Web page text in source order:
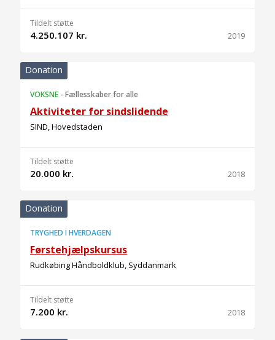
Tildelt støtte
4.250.107 kr. 2019
Donation
VOKSNE - Fællesskaber for alle
Aktiviteter for sindslidende
SIND, Hovedstaden
Tildelt støtte
20.000 kr. 2018
Donation
TRYGHED I HVERDAGEN
Førstehjælpskursus
Rudkøbing Håndboldklub, Syddanmark
Tildelt støtte
7.200 kr. 2018